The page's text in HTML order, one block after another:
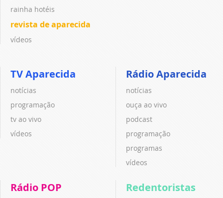
rainha hotéis
revista de aparecida
vídeos
TV Aparecida
notícias
programação
tv ao vivo
vídeos
Rádio Aparecida
notícias
ouça ao vivo
podcast
programação
programas
vídeos
Rádio POP Redentoristas